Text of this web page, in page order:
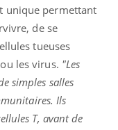
unique permettant
de se
tueuses
les virus. "Les
simples salles
Ils
T, avant de